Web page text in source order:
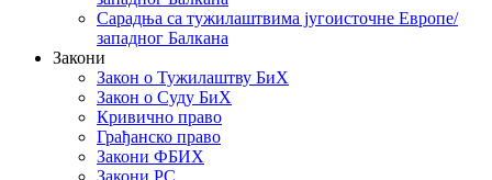
Сарадња са тужилаштвима југоисточне Европе/
западног Балкана
Закони
Закон о Тужилаштву БиХ
Закон о Суду БиХ
Кривично право
Грађанско право
Закони ФБИХ